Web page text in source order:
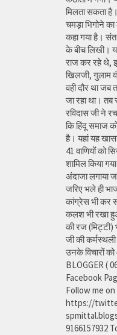
मिलता सकता
चमड़ा भिगोने का
कहा गया है। संत
के बीच लिखी।
राज कर रहे थे,
खिलजी, गुलाम
वही दौर था जब
जा रहा था।
रविदास जी ने
कि हिंदू समाज
है। यहां यह
41 वाणियोंं को
शामिल किया
अंदाजा लगाया
जरिए भले ही
कांग्रेस भी कर
कलश भी रखा
की रज (मिट्टी)
जी की
उनके विचारों
BLOGGER (
Facebook
Follow me
https://
9166157932